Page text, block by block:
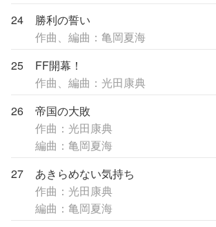
24
勝利の誓い
作曲、編曲：亀岡夏海
25
FF開幕！
作曲、編曲：光田康典
26
帝国の大敗
作曲：光田康典
編曲：亀岡夏海
27
あきらめない気持ち
作曲：光田康典
編曲：亀岡夏海